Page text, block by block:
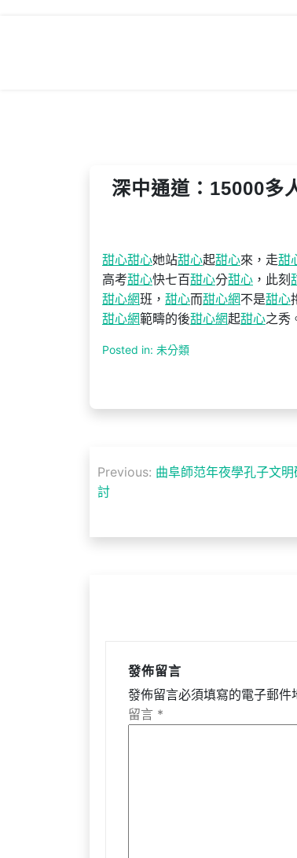
深中通道：15000多
甜心甜心她站甜心起甜心來，走甜
高考甜心快七百甜心分甜心 ，此刻
甜心網班， 甜心而甜心網不是甜心
甜心網範疇的後甜心網起甜心之秀
Posted in: 未分類
文
章
覽
Previous: 曲阜師范年夜學孔子文
討
發佈留言
發佈留言必須填寫的電子郵件
留言 *